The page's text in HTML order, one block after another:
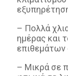
– Πολλά
ημέρας και
επιθεμάτων
– Μικρά σε